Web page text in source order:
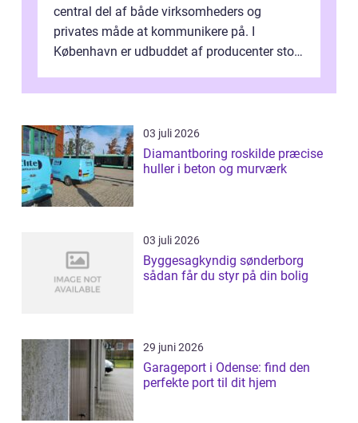
central del af både virksomheders og
privates måde at kommunikere på. I
København er udbuddet af producenter stort,
inti...
03 juli 2026
Diamantboring roskilde præcise
huller i beton og murværk
03 juli 2026
Byggesagkyndig sønderborg
sådan får du styr på din bolig
29 juni 2026
Garageport i Odense: find den
perfekte port til dit hjem